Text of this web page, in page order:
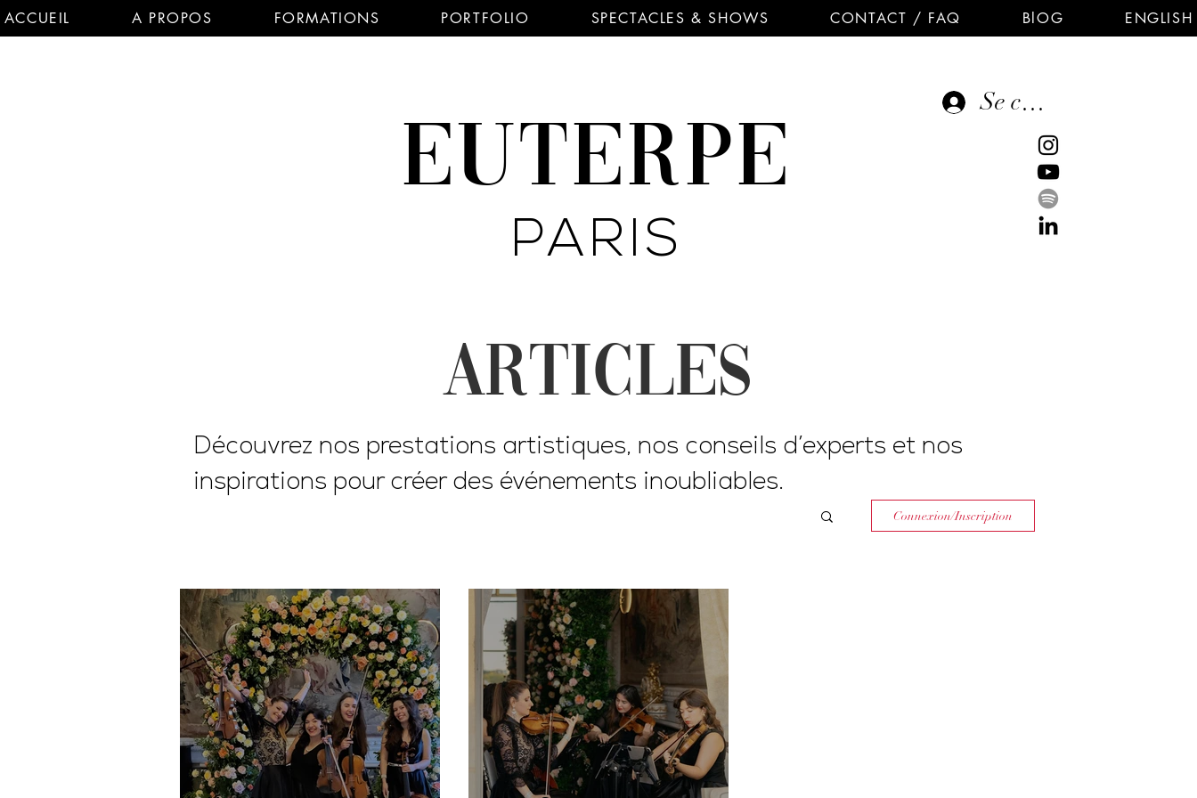
ACCUEIL A PROPOS FORMATIONS PORTFOLIO SPECTACLES & SHOWS CONTACT / FAQ BlOG ENGLISH
EUTERPE
Se connecter
PARIS
ARTICLES
Connexion/Inscription
Découvrez nos prestations artistiques, nos conseils d’experts et nos
inspirations pour créer des événements inoubliables.